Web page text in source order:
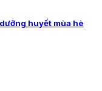
huyết mùa hè